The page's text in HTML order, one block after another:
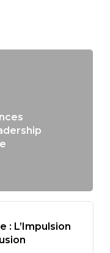
: L’Impulsion